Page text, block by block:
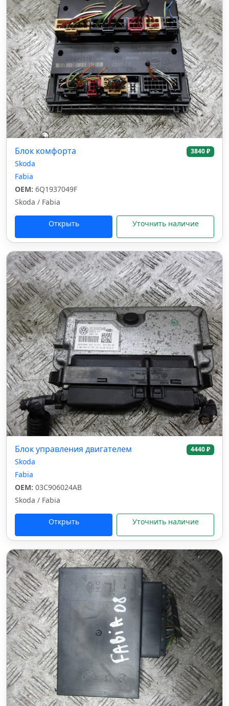
Блок комфорта 3840 ₽
Skoda
Fabia
OEM: 6Q1937049F
Skoda / Fabia
Открыть Уточнить наличие
Блок управления двигателем 4440 ₽
Skoda
Fabia
OEM: 03C906024AB
Skoda / Fabia
Открыть Уточнить наличие